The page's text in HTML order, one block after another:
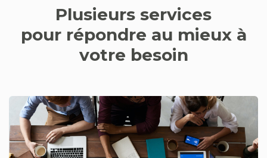
Plusieurs services
pour répondre au mieux à
votre besoin